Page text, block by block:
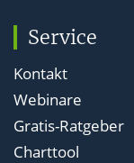
Service
Kontakt
Webinare
Gratis-Ratgeber
Charttool